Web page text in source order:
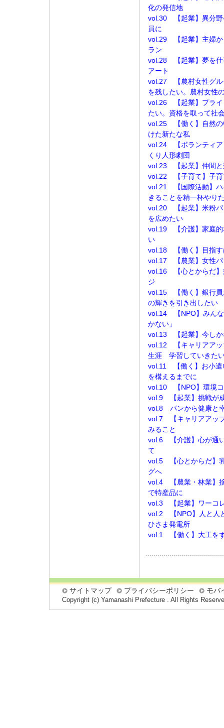
化の発信地
vol.30 【起業】異分野
員に
vol.29 【起業】主婦
ラン
vol.28 【起業】夢を仕
アート
vol.27 【農村女性グル
を残したい。農村女性
vol.26 【起業】プライ
たい。資格を取って社
vol.25 【働く】自然の
けた新たな私
vol.24 【ボランティア
くり人形劇団
vol.23 【起業】仲間と
vol.22 【子育て】子育
vol.21 【国際活動】ハ
きることを精一杯やり
vol.20 【起業】米粉パ
を広めたい
vol.19 【介護】家庭的
い
vol.18 【働く】目指す
vol.17 【農業】女性パ
vol.16 【心とからだ】
ジ
vol.15 【働く】銀行員
の輝きを引き出したい
vol.14 【NPO】みんな
かない」
vol.13 【起業】今しか
vol.12 【キャリアア
生涯 学習していきた
vol.11 【働く】お小遣
を構えるまでに
vol.10 【NPO】環境コ
vol.9 【起業】挑戦が
vol.8 パンから健康と
vol.7 【キャリアアッ
みること
vol.6 【介護】心が通
て
vol.5 【心とからだ】
グへ
vol.4 【農業・林業】
で特産品に
vol.3 【起業】ワーコ
vol.2 【NPO】人と人
ひさま発電所
vol.1 【働く】大工を
サイトマップ プライバシーポリシー モバ
Copyright (c) Yamanashi Prefecture . All Rights